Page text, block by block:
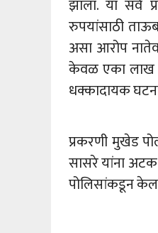
झाला. या सर्व
रुपयांसाठी
असा आरोप
केवळ एका लाख
धक्कादायक
प्रकरणी मुखेड
सासरे यांना
पोलिसांकडून